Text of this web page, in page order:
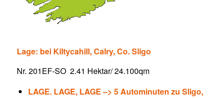
Lage: bei Kiltycahill, Calry, Co. Sligo
Nr. 201EF-SO 2.41 Hektar/ 24.100qm
LAGE. LAGE, LAGE –> 5 Autominuten zu Sligo,